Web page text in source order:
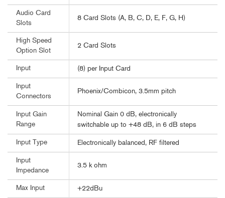
Audio Card
Slots
8 Card Slots (A, B, C, D, E, F, G, H)
High Speed
Option Slot
2 Card Slots
Input (8) per Input Card
Input
Connectors
Phoenix/Combicon, 3.5mm pitch
Input Gain
Range
Nominal Gain 0 dB, electronically
switchable up to +48 dB, in 6 dB steps
Input Type Electronically balanced, RF filtered
Input
Impedance
3.5 k ohm
Max Input +22dBu